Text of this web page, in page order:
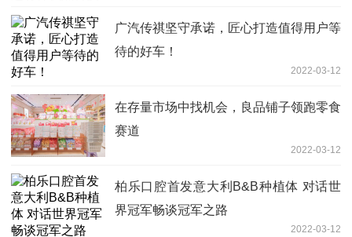
广汽传祺坚守承诺，匠心打造值得用户等
待的好车！
2022-03-12
在存量市场中找机会，良品铺子领跑零食
赛道
2022-03-12
柏乐口腔首发意大利B&B种植体 对话世
界冠军畅谈冠军之路
2022-03-12